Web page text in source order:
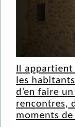
Il
les
d’en faire
rencontres,
moments